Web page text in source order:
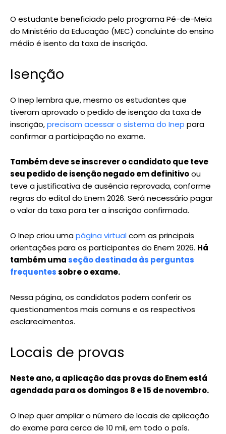
O estudante beneficiado pelo programa Pé-de-Meia
do Ministério da Educação (MEC) concluinte do ensino
médio é isento da taxa de inscrição.
Isenção
O Inep lembra que, mesmo os estudantes que
tiveram aprovado o pedido de isenção da taxa de
inscrição,precisam acessar o sistema do Inep para
confirmar a participação no exame.
Também deve se inscrever o candidato que teve
seu pedido de isenção negado em definitivoou
teve a justificativa de ausência reprovada, conforme
regras do edital do Enem 2026. Será necessário pagar
o valor da taxa para ter a inscrição confirmada.
O Inep criou umapágina virtualcom as principais
orientações para os participantes do Enem 2026. Há
também umaseção destinada às perguntas
frequentessobre o exame.
Nessa página, os candidatos podem conferir os
questionamentos mais comuns e os respectivos
esclarecimentos.
Locais de provas
Neste ano, a aplicação das provas do Enem está
agendada para os domingos 8 e 15 de novembro.
O Inep quer ampliar o número de locais de aplicação
do exame para cerca de 10 mil, em todo o país.